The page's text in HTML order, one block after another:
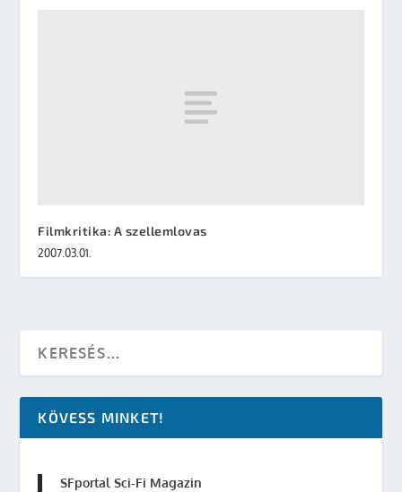
Filmkritika: A szellemlovas
2007.03.01.
KÖVESS MINKET!
SFportal Sci-Fi Magazin